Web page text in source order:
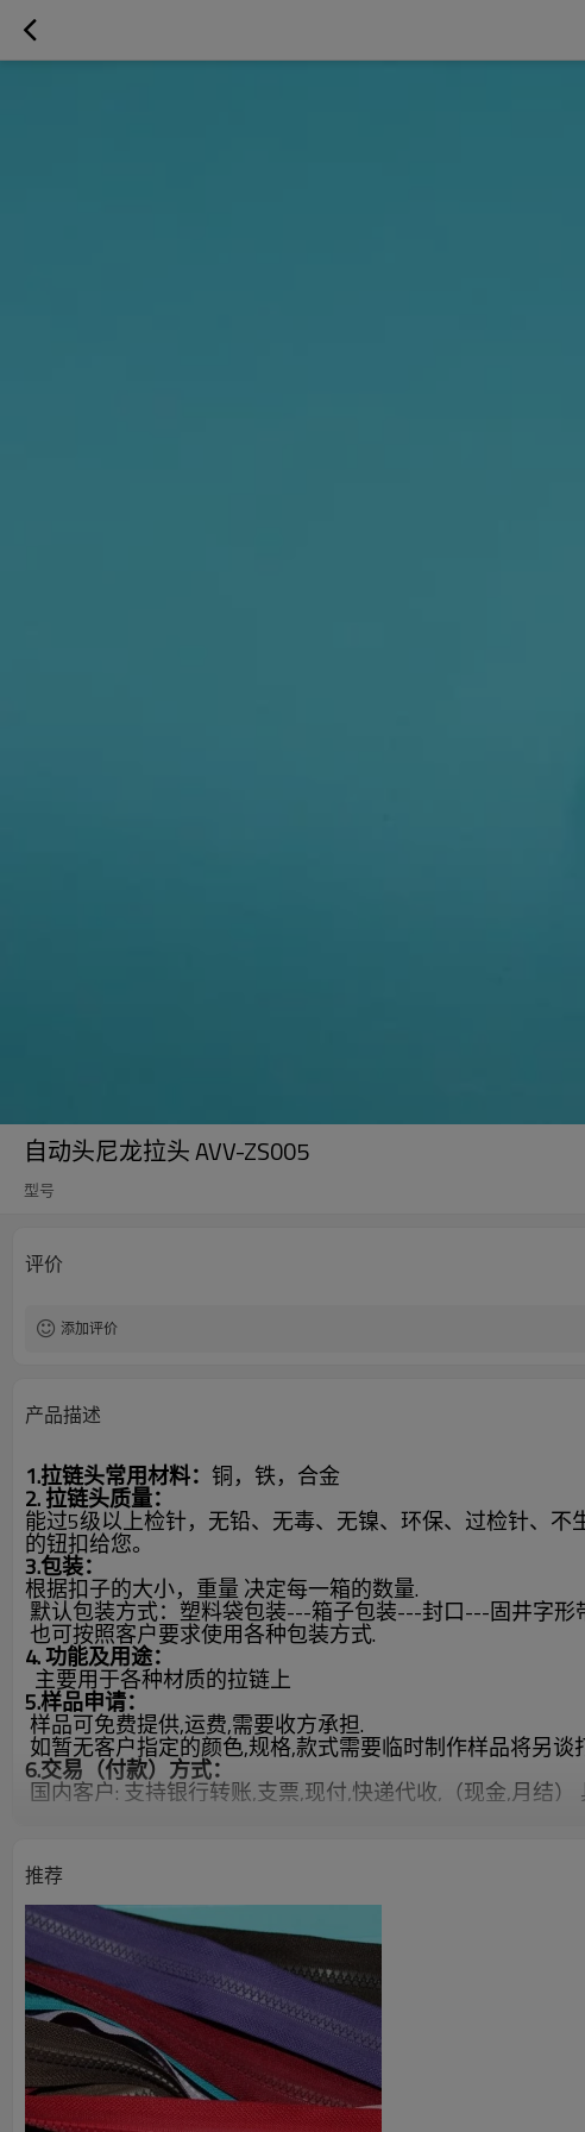
自动头尼龙拉头 AVV-ZS005
型号
评价
添加评价
产品描述
1.拉链头常用材料： 铜，铁，合金
2. 拉链头质量：
能过5级以上检针，无铅、无毒、无镍、环保、过检针、
的钮扣给您。
3.包装：
根据扣子的大小，重量 决定每一箱的数量.
默认包装方式：塑料袋包装---箱子包装---封口---固井字形
也可按照客户要求使用各种包装方式.
4. 功能及用途：
主要用于各种材质的拉链上
5.样品申请：
样品可免费提供,运费,需要收方承担.
如暂无客户指定的颜色,规格,款式需要临时制作样品将另谈
6.交易（付款）方式：
国内客户: 支持银行转账,支票,现付,快递代收,（现金,月结）
7.售前售后服务：
谢谢各位新老客户,我们会以完善的服务和高质量稳定的产
推荐